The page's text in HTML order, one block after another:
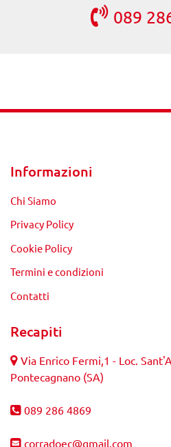
089
Informazioni
Chi Siamo
Privacy Policy
Cookie Policy
Termini e condizioni
Contatti
Recapiti
Via Enrico Fermi,1 - Loc.
Pontecagnano (SA)
089 286 4869
corradoec@gmail.com